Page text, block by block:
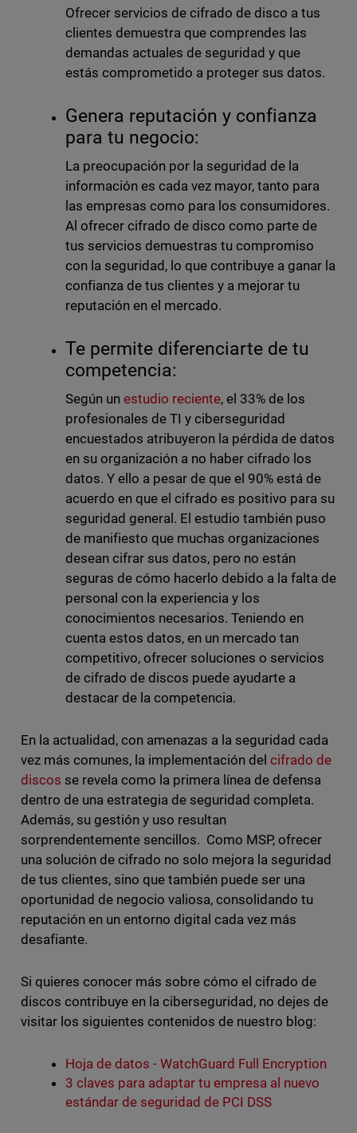
Ofrecer servicios de cifrado de disco a tus
clientes demuestra que comprendes las
demandas actuales de seguridad y que
estás comprometido a proteger sus datos.
Genera reputación y confianza
para tu negocio:
La preocupación por la seguridad de la
información es cada vez mayor, tanto para
las empresas como para los consumidores.
Al ofrecer cifrado de disco como parte de
tus servicios demuestras tu compromiso
con la seguridad, lo que contribuye a ganar la
confianza de tus clientes y a mejorar tu
reputación en el mercado.
Te permite diferenciarte de tu
competencia:
Según un estudio reciente, el 33% de los
profesionales de TI y ciberseguridad
encuestados atribuyeron la pérdida de datos
en su organización a no haber cifrado los
datos. Y ello a pesar de que el 90% está de
acuerdo en que el cifrado es positivo para su
seguridad general. El estudio también puso
de manifiesto que muchas organizaciones
desean cifrar sus datos, pero no están
seguras de cómo hacerlo debido a la falta de
personal con la experiencia y los
conocimientos necesarios. Teniendo en
cuenta estos datos, en un mercado tan
competitivo, ofrecer soluciones o servicios
de cifrado de discos puede ayudarte a
destacar de la competencia.
En la actualidad, con amenazas a la seguridad cada
vez más comunes, la implementación delcifrado de
discos se revela como la primera línea de defensa
dentro de una estrategia de seguridad completa.
Además, su gestión y uso resultan
sorprendentemente sencillos. Como MSP, ofrecer
una solución de cifrado no solo mejora la seguridad
de tus clientes, sino que también puede ser una
oportunidad de negocio valiosa, consolidando tu
reputación en un entorno digital cada vez más
desafiante.
Si quieres conocer más sobre cómo el cifrado de
discos contribuye en la ciberseguridad, no dejes de
visitar los siguientes contenidos de nuestro blog:
Hoja de datos - WatchGuard Full Encryption
3 claves para adaptar tu empresa al nuevo
estándar de seguridad de PCI DSS